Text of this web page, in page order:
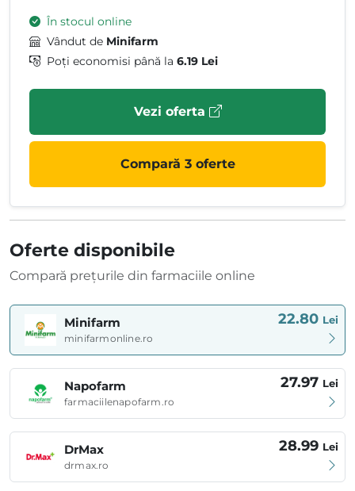
În stocul online
Vândut de Minifarm
Poți economisi până la 6.19 Lei
Vezi oferta
Compară 3 oferte
Oferte disponibile
Compară prețurile din farmaciile online
Minifarm
minifarmonline.ro
22.80 Lei
Napofarm
farmaciilenapofarm.ro
27.97 Lei
DrMax
drmax.ro
28.99 Lei